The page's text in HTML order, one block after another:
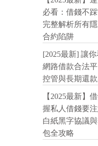
必看：借錢不
完整解析所有
合約陷阱
[2025最新] 讓
網路借款合法
控管與長期還
【2025最新】
握私人借錢要
白紙黑字協議
包全攻略